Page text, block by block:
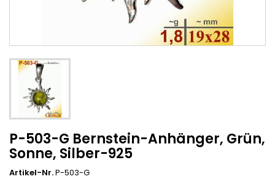
P-503-G Bernstein-Anhänger, Grün,
Sonne, Silber-925
Artikel-Nr.P-503-G